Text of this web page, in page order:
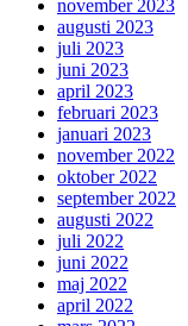
november 2023
augusti 2023
juli 2023
juni 2023
april 2023
februari 2023
januari 2023
november 2022
oktober 2022
september 2022
augusti 2022
juli 2022
juni 2022
maj 2022
april 2022